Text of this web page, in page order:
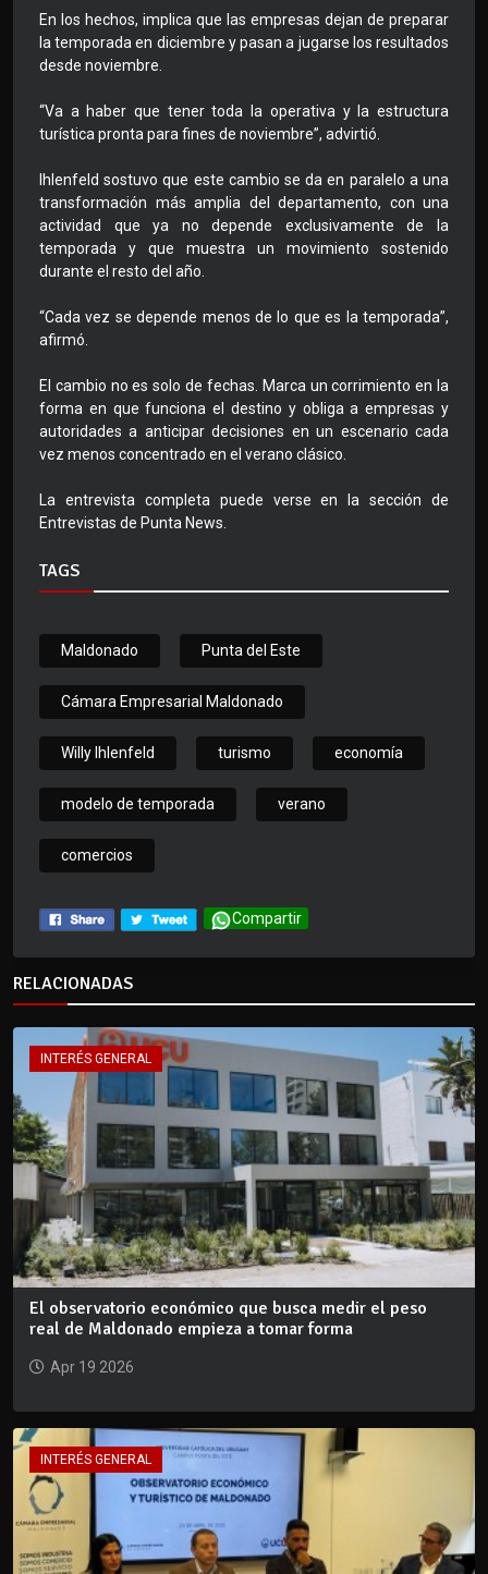
En los hechos, implica que las empresas dejan de preparar
la temporada en diciembre y pasan a jugarse los resultados
desde noviembre.
“Va a haber que tener toda la operativa y la estructura
turística pronta para fines de noviembre”, advirtió.
Ihlenfeld sostuvo que este cambio se da en paralelo a una
transformación más amplia del departamento, con una
actividad que ya no depende exclusivamente de la
temporada y que muestra un movimiento sostenido
durante el resto del año.
“Cada vez se depende menos de lo que es la temporada”,
afirmó.
El cambio no es solo de fechas. Marca un corrimiento en la
forma en que funciona el destino y obliga a empresas y
autoridades a anticipar decisiones en un escenario cada
vez menos concentrado en el verano clásico.
La entrevista completa puede verse en la sección de
Entrevistas de Punta News.
TAGS
Maldonado Punta del Este
Cámara Empresarial Maldonado
Willy Ihlenfeld turismo economía
modelo de temporada verano
comercios
Compartir
RELACIONADAS
INTERÉS GENERAL
El observatorio económico que busca medir el peso
real de Maldonado empieza a tomar forma
Apr 19 2026
INTERÉS GENERAL